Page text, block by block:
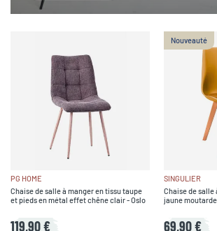
PG HOME
Chaise de salle à manger en tissu taupe
et pieds en métal effet chêne clair - Oslo
119,90 €
Nouveauté
SINGULIER
Chaise de salle
jaune
69,90 €